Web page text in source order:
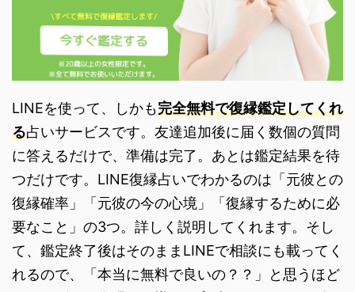
LINEを使って、しかも完全無料で復縁鑑定してくれ
る占いサービスです。友達追加後に届く数個の質問
に答えるだけで、準備は完了。あとは鑑定結果を待
つだけです。LINE復縁占いでわかるのは「元彼との
復縁確率」「元彼の今の心境」「復縁するために必
要なこと」の3つ。詳しく説明してくれます。そし
て、鑑定終了後はそのままLINEで相談にも載ってく
れるので、「本当に無料で良いの？？」と思うほど